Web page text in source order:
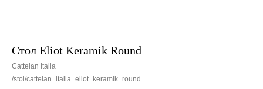
Стол Eliot Keramik Round
Cattelan Italia
/stol/cattelan_italia_eliot_keramik_round